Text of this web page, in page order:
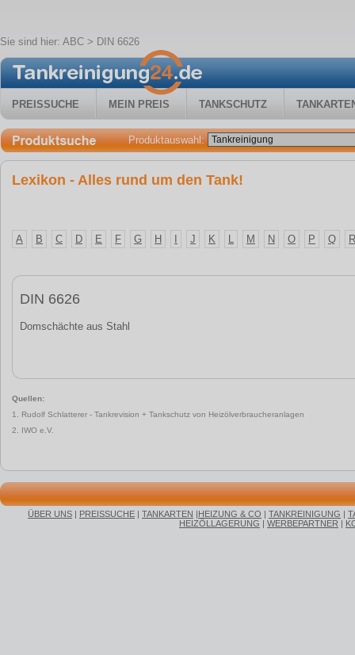
Sie sind hier: ABC > DIN 6626
PREISSUCHE MEIN PREIS TANKSCHUTZ
Produktauswahl:
Lexikon - Alles rund um den Tank!
A B C D E F G H J K L M N O P Q R
DIN 6626
Domschächte aus Stahl
Quellen:
1. Rudolf Schlatterer - Tankrevision + Tankschutz von Heizölverbraucheranlagen
2. IWO e.V.
ÜBER UNS | PREISSUCHE | TANKARTEN |HEIZUNG & CO | TANKREINIGUNG |
HEIZÖLLAGERUNG | WERBEPARTNER |